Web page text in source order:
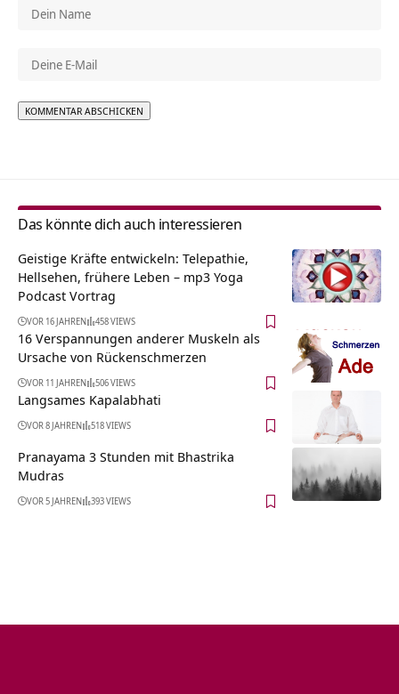
Das könnte dich auch interessieren
Geistige Kräfte entwickeln: Telepathie,
Hellsehen, frühere Leben – mp3 Yoga
Podcast Vortrag
VOR 16 JAHREN 458 VIEWS
16 Verspannungen anderer Muskeln als
Ursache von Rückenschmerzen
VOR 11 JAHREN 506 VIEWS
Langsames Kapalabhati
VOR 8 JAHREN 518 VIEWS
Pranayama 3 Stunden mit Bhastrika
Mudras
VOR 5 JAHREN 393 VIEWS